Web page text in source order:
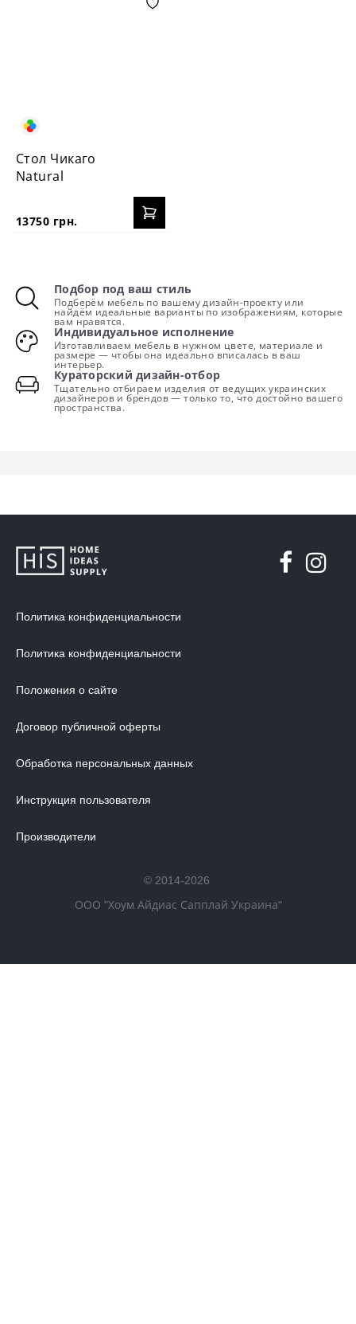
Стол Чикаго
Natural
13750 грн.
Подбор под ваш стиль
Подберём мебель по вашему дизайн-проекту или
найдём идеальные варианты по изображениям, которые
вам нравятся.
Индивидуальное исполнение
Изготавливаем мебель в нужном цвете, материале и
размере — чтобы она идеально вписалась в ваш
интерьер.
Кураторский дизайн-отбор
Тщательно отбираем изделия от ведущих украинских
дизайнеров и брендов — только то, что достойно вашего
пространства.
Политика конфиденциальности
Политика конфиденциальности
Положения о сайте
Договор публичной оферты
Обработка персональных данных
Инструкция пользователя
Производители
© 2014-2026
ООО "Хоум Айдиас Сапплай Украина"